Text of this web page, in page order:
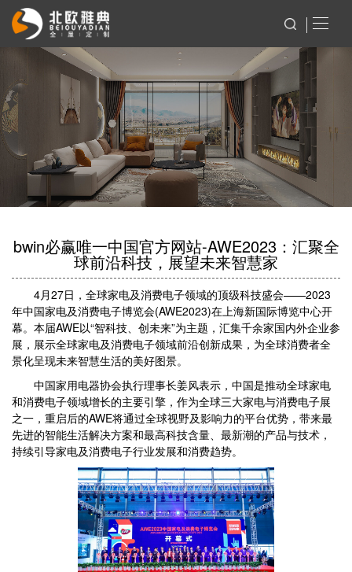
bwin必赢唯一中国官方网站-AWE2023：汇聚全
球前沿科技，展望未来智慧家
4月27日，全球家电及消费电子领域的顶级科技盛会——2023
年中国家电及消费电子博览会(AWE2023)在上海新国际博览中心开
幕。本届AWE以“智科技、创未来”为主题，汇集千余家国内外企业参
展，展示全球家电及消费电子领域前沿创新成果，为全球消费者全
景化呈现未来智慧生活的美好图景。
中国家用电器协会执行理事长姜风表示，中国是推动全球家电
和消费电子领域增长的主要引擎，作为全球三大家电与消费电子展
之一，重启后的AWE将通过全球视野及影响力的平台优势，带来最
先进的智能生活解决方案和最高科技含量、最新潮的产品与技术，
持续引导家电及消费电子行业发展和消费趋势。